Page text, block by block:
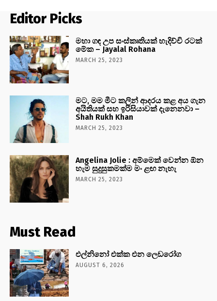
Editor Picks
මහා ගඳ උප සංස්කෘතියක් හැදිච්චි රටක්
මේක – Jayalal Rohana
MARCH 25, 2023
මට, මම මීට කලින් ආදරය කළ අය ගැන
අයිතියක් සහ ඉරිසියාවක් දැනෙනවා –
Shah Rukh Khan
MARCH 25, 2023
Angelina Jolie : අම්මෙක් වෙන්න ඕන
හැම සුදුසුකමක්ම මං ළඟ නැහැ
MARCH 25, 2023
Must Read
එල්නිනෝ එක්ක එන ලෙඩරෝග
AUGUST 6, 2026